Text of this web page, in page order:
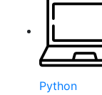
Python